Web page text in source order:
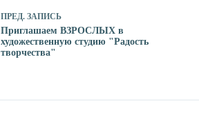
ПРЕД. ЗАПИСЬ
Приглашаем ВЗРОСЛЫХ в
художественную студию "Радость
творчества"